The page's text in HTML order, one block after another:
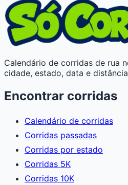
Calendário de corridas de rua
cidade, estado, data e
Encontrar corridas
Calendário de corridas
Corridas passadas
Corridas por estado
Corridas 5K
Corridas 10K